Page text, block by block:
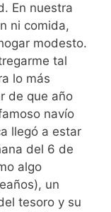
En nuestra
ni comida,
modesto.
tal
lo más
de que año
navío
llegó a estar
del 6 de
algo
un
tesoro y su